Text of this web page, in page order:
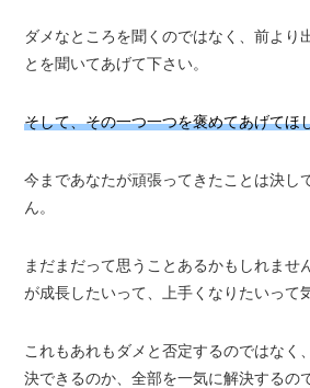
ダメなところを聞くのではなく、前より
とを聞いてあげて下さい。
そして、その一つ一つを褒めてあげてほ
今まであなたが頑張ってきたことは決し
ん。
まだまだって思うことあるかもしれませ
が成長したいって、上手くなりたいって
これもあれもダメと否定するのではなく
決できるのか、全部を一気に解決するの